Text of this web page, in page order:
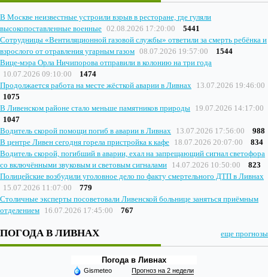
В Москве неизвестные устроили взрыв в ресторане, где гуляли
высокопоставленные военные 02.08.2026 17:20:00
5441
Сотрудницы «Вентиляционной газовой службы» ответили за смерть ребёнка и
взрослого от отравления угарным газом 08.07.2026 19:57:00
1544
Вице-мэра Орла Ничипорова отправили в колонию на три года
10.07.2026 09:10:00
1474
Продолжается работа на месте жёсткой аварии в Ливнах 13.07.2026 19:46:00
1075
В Ливенском районе стало меньше памятников природы 19.07.2026 14:17:00
1047
Водитель скорой помощи погиб в аварии в Ливнах 13.07.2026 17:56:00
988
В центре Ливен сегодня горела пристройка к кафе 18.07.2026 20:07:00
834
Водитель скорой, погибший в аварии, ехал на запрещающий сигнал светофора
со включёнными звуковым и световым сигналами 14.07.2026 10:50:00
823
Полицейские возбудили уголовное дело по факту смертельного ДТП в Ливнах
15.07.2026 11:07:00
779
Столичные эксперты посоветовали Ливенской больнице заняться приёмным
отделением 16.07.2026 17:45:00 767
ПОГОДА В ЛИВНАХ еще прогнозы
Погода в Ливнах
Gismeteo Прогноз на 2 недели